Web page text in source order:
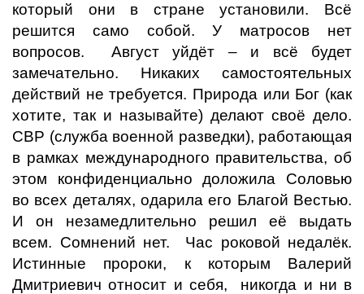
который они в стране установили. Всё
решится само собой. У матросов нет
вопросов. Август уйдёт – и всё будет
замечательно. Никаких самостоятельных
действий не требуется. Природа или Бог (как
хотите, так и называйте) делают своё дело.
СВР (служба военной разведки), работающая
в рамках международного правительства, об
этом конфиденциально доложила Соловью
во всех деталях, одарила его Благой Вестью.
И он незамедлительно решил её выдать
всем. Сомнений нет. Час роковой недалёк.
Истинные пророки, к которым Валерий
Дмитриевич относит и себя, никогда и ни в